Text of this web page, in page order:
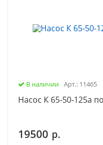
В наличии Арт.: 11465
Насос К 65-50-125а
19500 р.